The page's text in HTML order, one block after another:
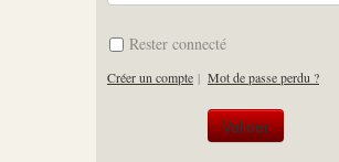
Rester connecté
Créer un compte | Mot de passe perdu ?